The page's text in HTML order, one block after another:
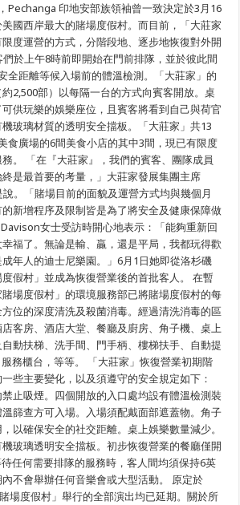
村」
重
新
啟
業
有
限
度
地
恢
復
部
分
運
營
向
公
眾
開
放
Pechanga 印地安部族領袖曾一致決定於3月16
國西岸最大的賭場度假村。而目前，「大莊家
度運營的方式，分階段地、逐步地恢復對外開
於上午8時前即開始在門前排隊，並於彼此間
全距離等候入場前的體溫檢測。「大莊家」的
2,500部）以每隔一台的方式向賓客開放。桌
供玩樂的娛樂座位，且賓客將看到自己與荷官
玻璃材質的透明安全擋板。「大莊家」共13
食廣場的6間美食小店的其中3間，現已有限度
。 「在『大莊家』，我們的賓客、團隊成員
是最首要的考量，」大莊家發展集團主席
。「賭場目前的面貌及運營方式均與幾個月
新增程序及限制皆是為了將安全及健康保障做
女士受訪時開心地表示：「能夠重新回
福了。無論是輸、贏，還是平局，我都玩得歡
年人的迪士尼樂園。」6月1日她即從洛杉磯
假村」並成為恢復營業後的首批客人。 在暫
場度假村」的環境服務部已將賭場度假村的每
位的深度清洗及殺菌消毒。經過清洗消毒的區
客房、酒店大堂、餐廳及廚房、角子機、桌上
動扶梯、洗手間、門手柄、樓梯扶手、自動提
務櫃台，等等。 「大莊家」恢復營業初期階
些主要變化，以及須遵守的安全規定如下：
止吸煙。四個開放的入口處均設有體溫檢測裝
篩查方可入場。入場須配戴面部遮蓋物。角子
以確保安全的社交距離。桌上娛樂數量減少。
玻璃透明安全擋板。初步恢復營業的餐廳僅開
任何需要排隊的服務時，客人間均須保持6英
不會舉辦任何音樂會或大型活動。 原定於
場度假村」舉行的全部演出均已延期。關於所